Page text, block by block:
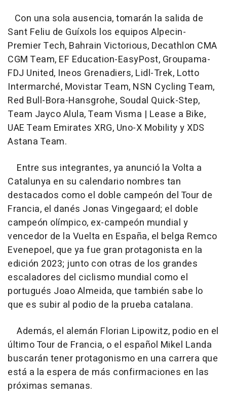
Con una sola ausencia, tomarán la salida de
Sant Feliu de Guíxols los equipos Alpecin-
Premier Tech, Bahrain Victorious, Decathlon CMA
CGM Team, EF Education-EasyPost, Groupama-
FDJ United, Ineos Grenadiers, Lidl-Trek, Lotto
Intermarché, Movistar Team, NSN Cycling Team,
Red Bull-Bora-Hansgrohe, Soudal Quick-Step,
Team Jayco Alula, Team Visma | Lease a Bike,
UAE Team Emirates XRG, Uno-X Mobility y XDS
Astana Team.
Entre sus integrantes, ya anunció la Volta a
Catalunya en su calendario nombres tan
destacados como el doble campeón del Tour de
Francia, el danés Jonas Vingegaard; el doble
campeón olímpico, ex-campeón mundial y
vencedor de la Vuelta en España, el belga Remco
Evenepoel, que ya fue gran protagonista en la
edición 2023; junto con otras de los grandes
escaladores del ciclismo mundial como el
portugués Joao Almeida, que también sabe lo
que es subir al podio de la prueba catalana.
Además, el alemán Florian Lipowitz, podio en el
último Tour de Francia, o el español Mikel Landa
buscarán tener protagonismo en una carrera que
está a la espera de más confirmaciones en las
próximas semanas.